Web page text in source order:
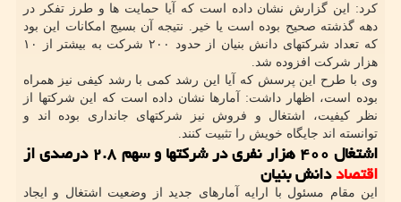
کرد: این گزارش نشان داده است که آیا حمایت ها و طرز تفکر در
دهه گذشته صحیح بوده است یا خیر. نتیجه آن بسیج امکانات این بود
که تعداد شرکتهای دانش بنیان از حدود ۲۰۰ شرکت به بیشتر از ۱۰
هزار شرکت افزوده شد.
وی با طرح این پرسش که آیا این رشد کمی با رشد کیفی نیز همراه
بوده است، اظهار داشت: آمارها نشان داده است که این شرکتها از
نظر کیفیت، اشتغال و فروش نیز شرکتهای جانداری بوده اند و
توانسته اند جایگاه خویش را تثبیت کنند.
اشتغال ۴۰۰ هزار نفری در شرکتها و سهم ۲.۸ درصدی از
اقتصاددانش بنیان
این مقام مسئول با ارایه آمارهای جدید از وضعیت اشتغال و ایجاد